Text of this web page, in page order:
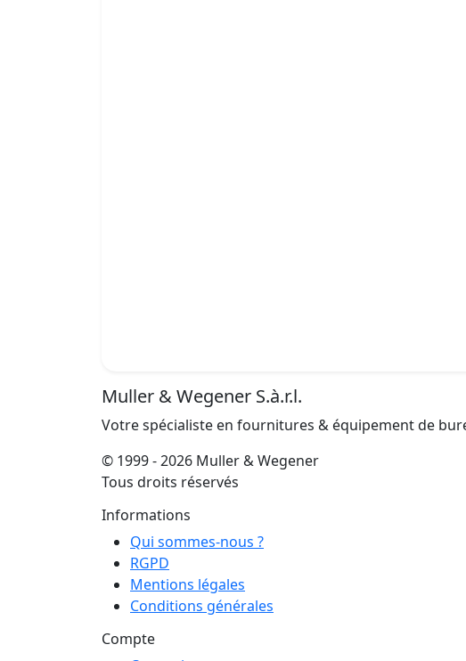
Muller & Wegener S.à.r.l.
Votre spécialiste en fournitures & équipement de
© 1999 - 2026 Muller & Wegener
Tous droits réservés
Informations
Qui sommes-nous ?
RGPD
Mentions légales
Conditions générales
Compte